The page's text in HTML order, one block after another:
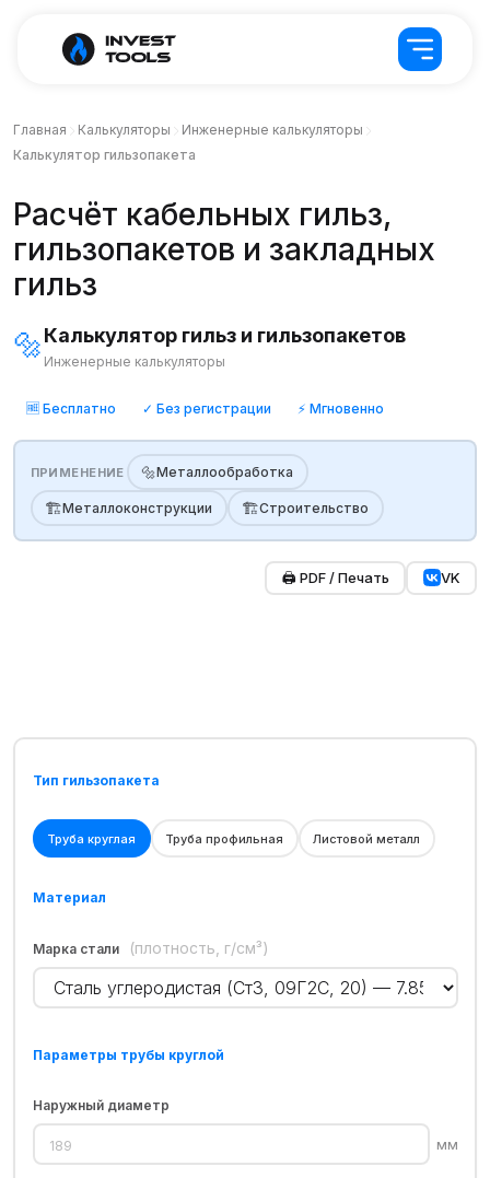
Главная Калькуляторы
Инженерные калькуляторы
Калькулятор гильзопакета
Расчёт кабельных гильз,
гильзопакетов и закладных
гильз
🔩Калькулятор гильз и гильзопакетов
Инженерные калькуляторы
🆓 Бесплатно ✓ Без регистрации ⚡ Мгновенно
ПРИМЕНЕНИЕ 🔩Металлообработка
🏗️Металлоконструкции 🏗️Строительство
🖨️ PDF / Печать VK
Тип гильзопакета
Труба круглая Труба профильная Листовой металл
Материал
Марка стали (плотность, г/см³)
Параметры трубы круглой
Наружный диаметр
мм